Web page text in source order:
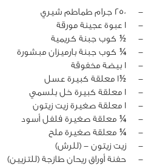
‏-
250 جرام طماطم شيري
‏-
1 عبوة عجينة مورقة
‏-
½ كوب جبنة كريمية
‏-
¼ كوب جبنة بارميزان مبشورة
‏-
1 بيضة مخفوقة
‏-
½1 معلقة كبيرة عسل
‏-
1 معلقة كبيرة خل بلسمي
‏-
1 معلقة صغيرة زيت زيتون
‏-
¼ معلقة صغيرة فلفل أسود
‏-
¼ معلقة صغيرة ملح
‏-
زيت زيتون - (للرش)
‏-
حفنة أوراق ريحان طازجة (للتزيين)